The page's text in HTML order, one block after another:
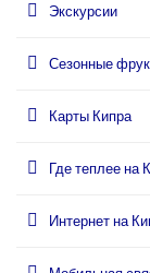
Экскурсии
Сезонные
Карты Кипра
Где теплее на
Интернет на